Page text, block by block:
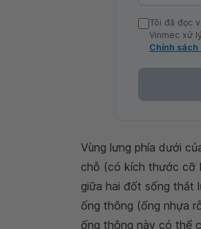
Tôi đã đọc
Vinmec xử
Chính sách
Vùng lưng phía dưới
chỗ (có kích thước cỡ
giữa hai đốt sống thắt
ống thông (ống nhựa
ống thông này có thể